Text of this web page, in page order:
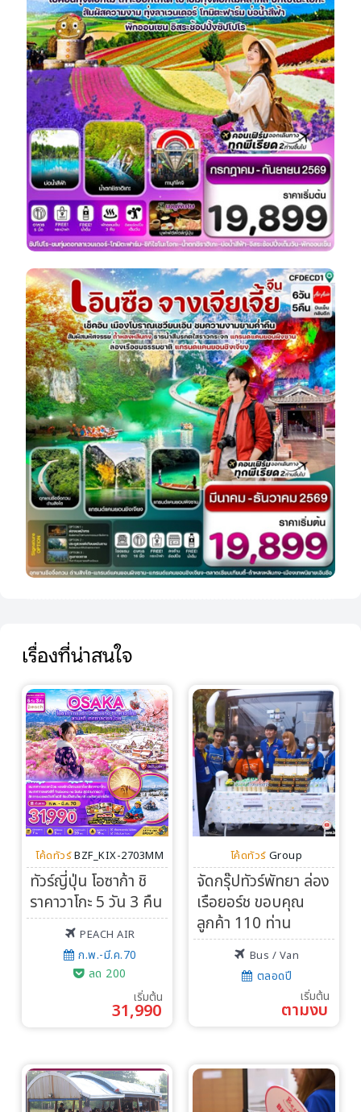
เรื่องที่น่าสนใจ
โค้ดทัวร์ BZF_KIX-2703MM
ทัวร์ญี่ปุ่น โอซาก้า ชิ
ราคาวาโกะ 5 วัน 3 คืน
PEACH AIR
ก.พ.-มี.ค.70
ลด 200
เริ่มต้น
31,990
โค้ดทัวร์ Group
จัดกรุ๊ปทัวร์พัทยา ล่อง
เรือยอร์ช ขอบคุณ
ลูกค้า 110 ท่าน
Bus / Van
ตลอดปี
เริ่มต้น
ตามงบ